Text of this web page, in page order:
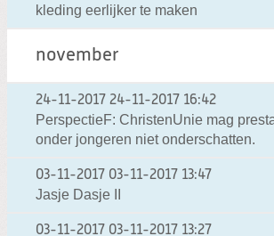
kleding eerlijker te maken
november
24-11-2017 24-11-2017 16:42
PerspectieF: ChristenUnie mag
onder jongeren niet onderschatten.
03-11-2017 03-11-2017 13:47
Jasje Dasje II
03-11-2017 03-11-2017 13:27